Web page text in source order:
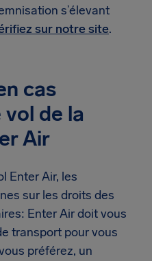
s’élevant
sur notre site.
cas
vol de la
Air
Enter Air, les
sur les droits des
Enter Air doit vous
transport pour vous
préférez, un